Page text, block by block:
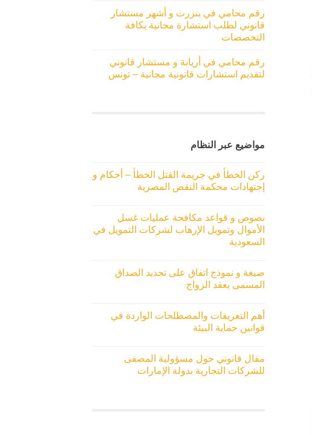
رقم محامي في بنزرت و أشهر مستشار
قانوني لطلب استشارة مجانية بكافة
التخصصات
رقم محامي في أريانة و مستشار قانوني
لتقديم استشارات قانونية مجانية – تونس
مواضيع عبر النظام
ركن الخطأ في جريمة القتل الخطأ – أحكام و
إجتهادات محكمة النقض المصرية
نصوص و قواعد مكافحة عمليات غسل
الأموال وتمويل الإرهاب لشركات التمويل في
السعودية
صيغة و نموذج اتفاق على تحديد الصداق
المسمى بعقد الزواج
أهم التعريفات والمصطلحات الواردة في
قوانين حماية البيئة
مقال قانوني حول مسؤولية المصفى
للشركات التجارية بدولة الإمارات